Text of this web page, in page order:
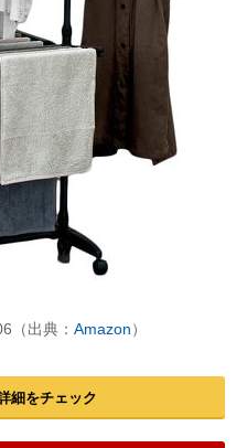
（出典： Amazon）
細をチェック